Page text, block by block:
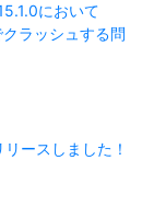
において
ラッシュする問
ースしました！